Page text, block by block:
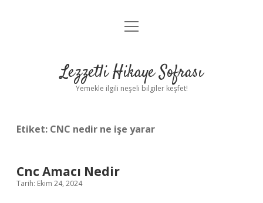
Anasayfa
Yasal Uyarı
menüyü
Lezzetli Hikaye Sofrası
Yemekle ilgili neşeli bilgiler keşfet!
Etiket: CNC nedir ne işe yarar
Cnc Amacı Nedir
Tarih: Ekim 24, 2024